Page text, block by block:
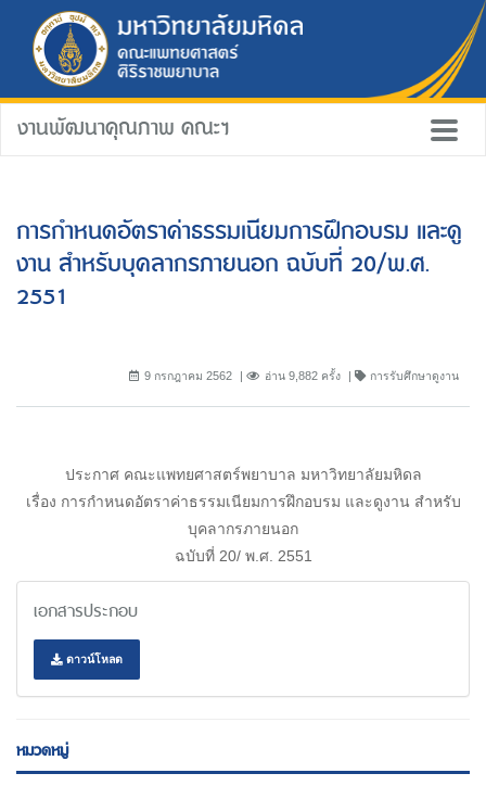
งานพัฒนาคุณภาพ คณะฯ
การกำหนดอัตราค่าธรรมเนียมการฝึกอบรม และดู
งาน สำหรับบุคลากรภายนอก ฉบับที่ 20/พ.ศ.
2551
9 กรกฎาคม 2562 อ่าน 9,882 ครั้ง การรับศึกษาดูงาน
ประกาศ คณะแพทยศาสตร์พยาบาล มหาวิทยาลัยมหิดล
เรื่อง การกำหนดอัตราค่าธรรมเนียมการฝึกอบรม และดูงาน สำหรับ
บุคลากรภายนอก
ฉบับที่ 20/ พ.ศ. 2551
เอกสารประกอบ
ดาวน์โหลด
หมวดหมู่